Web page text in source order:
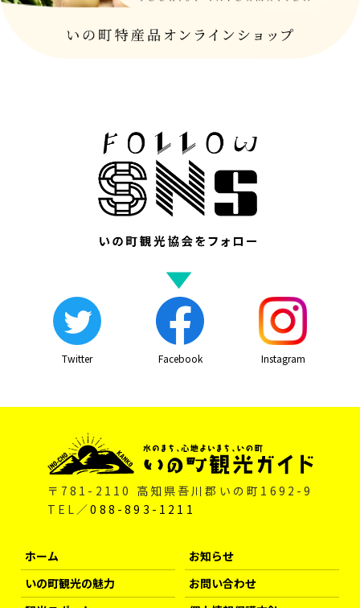
Twitter Facebook Instagram
〒781-2110 高知県吾川郡いの町1692-9
TEL／088-893-1211
ホーム
いの町観光の魅力
お知らせ
お問い合わせ